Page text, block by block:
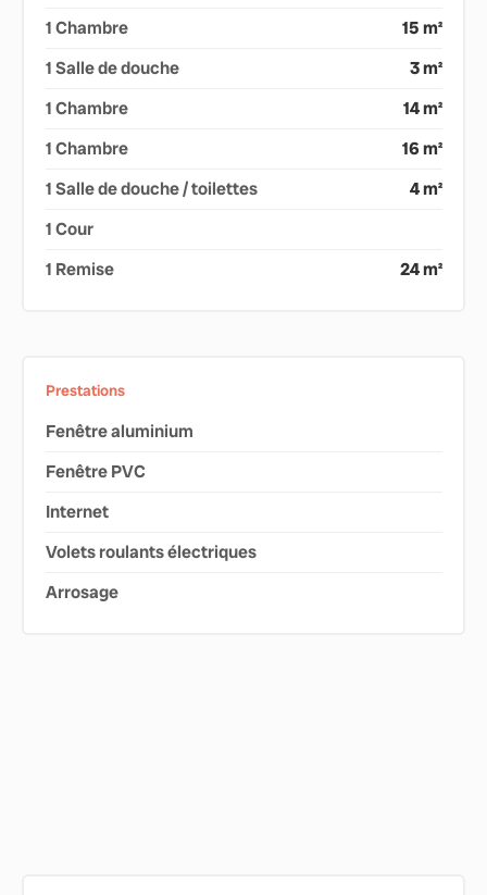
1 Chambre
15 m²
1 Salle de douche
3 m²
1 Chambre
14 m²
1 Chambre
16 m²
1 Salle de douche / toilettes
4 m²
1 Cour
1 Remise
24 m²
Prestations
Fenêtre aluminium
Fenêtre PVC
Internet
Volets roulants électriques
Arrosage